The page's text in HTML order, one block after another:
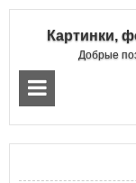
Картинки,
Добрые